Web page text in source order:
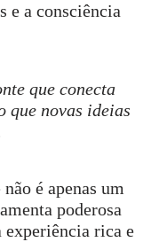
e a consciência
que conecta
que novas ideias
é apenas um
poderosa
experiência rica e